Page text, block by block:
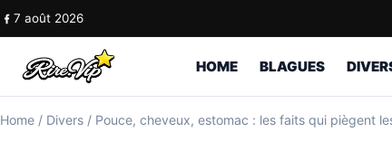
Skip to content
7 août 2026
HOME BLAGUES
Home / Divers / Pouce, cheveux, estomac : les faits qui piègent